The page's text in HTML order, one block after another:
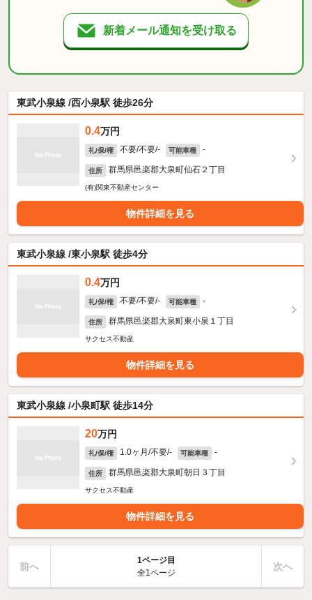
新着メール通知を受け取る
東武小泉線 /西小泉駅 徒歩26分
0.4万円
礼/保/権 不要/不要/- 可能車種 -
住所 群馬県邑楽郡大泉町仙石２丁目
(有)関東不動産センター
物件詳細を見る
東武小泉線 /東小泉駅 徒歩4分
0.4万円
礼/保/権 不要/不要/- 可能車種 -
住所 群馬県邑楽郡大泉町東小泉１丁目
サクセス不動産
物件詳細を見る
東武小泉線 /小泉町駅 徒歩14分
20万円
礼/保/権 1.0ヶ月/不要/- 可能車種 -
住所 群馬県邑楽郡大泉町朝日３丁目
サクセス不動産
物件詳細を見る
前へ
1ページ目
全1ページ
次へ